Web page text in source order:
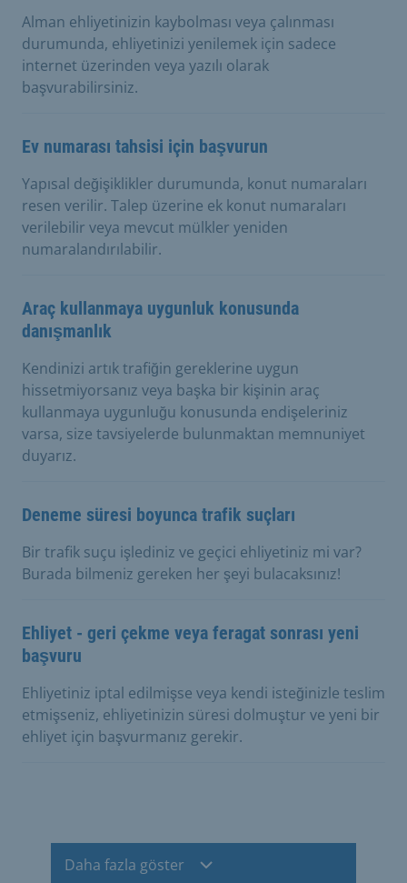
Alman ehliyetinizin kaybolması veya çalınması
durumunda, ehliyetinizi yenilemek için sadece
internet üzerinden veya yazılı olarak
başvurabilirsiniz.
Ev numarası tahsisi için başvurun
Yapısal değişiklikler durumunda, konut numaraları
resen verilir. Talep üzerine ek konut numaraları
verilebilir veya mevcut mülkler yeniden
numaralandırılabilir.
Araç kullanmaya uygunluk konusunda
danışmanlık
Kendinizi artık trafiğin gereklerine uygun
hissetmiyorsanız veya başka bir kişinin araç
kullanmaya uygunluğu konusunda endişeleriniz
varsa, size tavsiyelerde bulunmaktan memnuniyet
duyarız.
Deneme süresi boyunca trafik suçları
Bir trafik suçu işlediniz ve geçici ehliyetiniz mi var?
Burada bilmeniz gereken her şeyi bulacaksınız!
Ehliyet - geri çekme veya feragat sonrası yeni
başvuru
Ehliyetiniz iptal edilmişse veya kendi isteğinizle teslim
etmişseniz, ehliyetinizin süresi dolmuştur ve yeni bir
ehliyet için başvurmanız gerekir.
Daha fazla göster